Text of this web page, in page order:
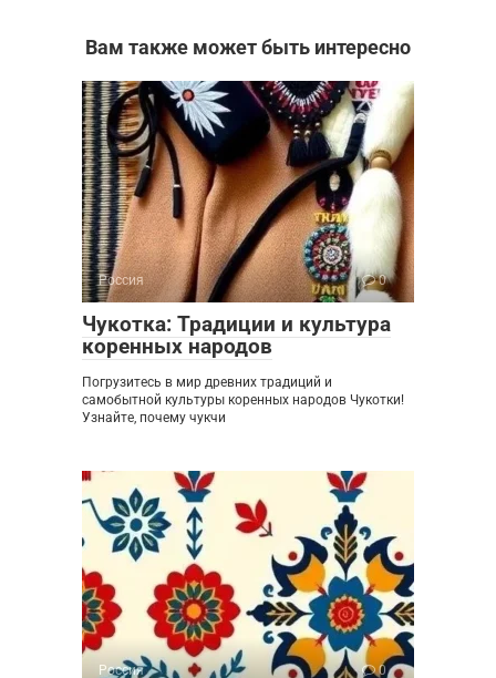
Вам также может быть интересно
Россия 0
Чукотка: Традиции и культура
коренных народов
Погрузитесь в мир древних традиций и
самобытной культуры коренных народов Чукотки!
Узнайте, почему чукчи
Россия 0